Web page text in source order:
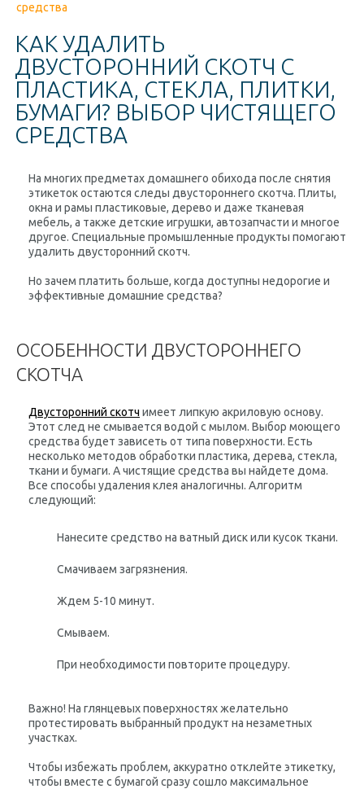
средства
КАК УДАЛИТЬ
ДВУСТОРОННИЙ СКОТЧ С
ПЛАСТИКА, СТЕКЛА, ПЛИТКИ,
БУМАГИ? ВЫБОР ЧИСТЯЩЕГО
СРЕДСТВА
На многих предметах домашнего обихода после снятия
этикеток остаются следы двустороннего скотча. Плиты,
окна и рамы пластиковые, дерево и даже тканевая
мебель, а также детские игрушки, автозапчасти и многое
другое. Специальные промышленные продукты помогают
удалить двусторонний скотч.
Но зачем платить больше, когда доступны недорогие и
эффективные домашние средства?
ОСОБЕННОСТИ ДВУСТОРОННЕГО
СКОТЧА
Двусторонний скотч имеет липкую акриловую основу.
Этот след не смывается водой с мылом. Выбор моющего
средства будет зависеть от типа поверхности. Есть
несколько методов обработки пластика, дерева, стекла,
ткани и бумаги. А чистящие средства вы найдете дома.
Все способы удаления клея аналогичны. Алгоритм
следующий:
Нанесите средство на ватный диск или кусок ткани.
Смачиваем загрязнения.
Ждем 5-10 минут.
Смываем.
При необходимости повторите процедуру.
Важно! На глянцевых поверхностях желательно
протестировать выбранный продукт на незаметных
участках.
Чтобы избежать проблем, аккуратно отклейте этикетку,
чтобы вместе с бумагой сразу сошло максимальное